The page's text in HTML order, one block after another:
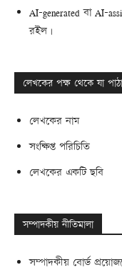
AI-generated বা AI-
রইল।
লেখকের পক্ষ থেকে যা
লেখকের নাম
সংক্ষিপ্ত পরিচিতি
লেখকের একটি ছবি
সম্পাদকীয় নীতিমালা
সম্পাদকীয় বোর্ড